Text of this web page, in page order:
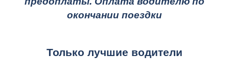
окончании поездки
Только лучшие водители